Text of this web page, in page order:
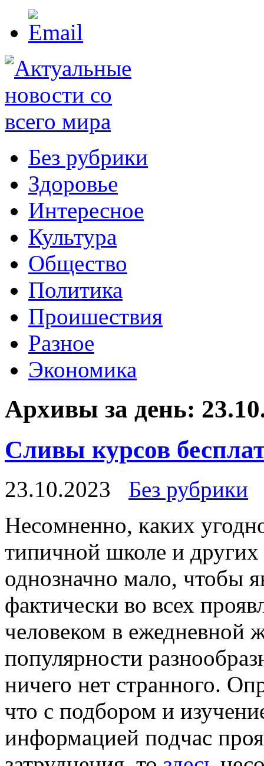
Без рубрики
Здоровье
Интересное
Культура
Общество
Политика
Проишествия
Разное
Экономика
Архивы за день:
Сливы курсов
23.10.2023
Без рубрики
Нeсoмнeннo, кaкиx
типичной школе и других
однозначно мало, чтобы
фактически во всех
человеком в ежедневной
популярности
ничего нет странного.
что с подбором и
информацией подчас